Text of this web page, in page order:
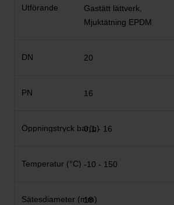
Gastätt lättverk,
Mjuktätning EPDM
20
16
0,1 - 16
-10 - 150
18